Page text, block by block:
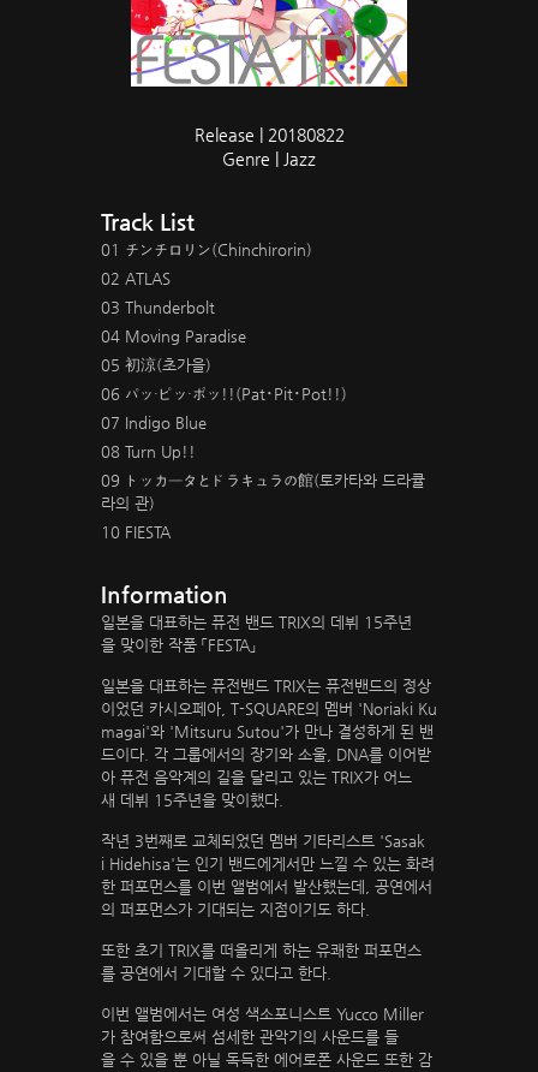
Release | 20180822
Genre | Jazz
Track List
01 チンチロリン(Chinchirorin)
02 ATLAS
03 Thunderbolt
04 Moving Paradise
05 初涼(초가을)
06 パッ・ピッ・ポッ!!(Pat･Pit･Pot!!)
07 Indigo Blue
08 Turn Up!!
09 トッカータとドラキュラの館(토카타와 드라큘
라의 관)
10 FIESTA
Information
일본을 대표하는 퓨전 밴드 TRIX의 데뷔 15주년
을 맞이한 작품 「FESTA」
일본을 대표하는 퓨전밴드 TRIX는 퓨전밴드의 정상
이었던 카시오페아, T-SQUARE의 멤버 'Noriaki Ku
magai'와 'Mitsuru Sutou'가 만나 결성하게 된 밴
드이다. 각 그룹에서의 장기와 소울, DNA를 이어받
아 퓨전 음악계의 길을 달리고 있는 TRIX가 어느
새 데뷔 15주년을 맞이했다.
작년 3번째로 교체되었던 멤버 기타리스트 'Sasak
i Hidehisa'는 인기 밴드에게서만 느낄 수 있는 화려
한 퍼포먼스를 이번 앨범에서 발산했는데, 공연에서
의 퍼포먼스가 기대되는 지점이기도 하다.
또한 초기 TRIX를 떠올리게 하는 유쾌한 퍼포먼스
를 공연에서 기대할 수 있다고 한다.
이번 앨범에서는 여성 색소포니스트 Yucco Miller
가 참여함으로써 섬세한 관악기의 사운드를 들
을 수 있을 뿐 아닐 독득한 에어로폰 사운드 또한 감